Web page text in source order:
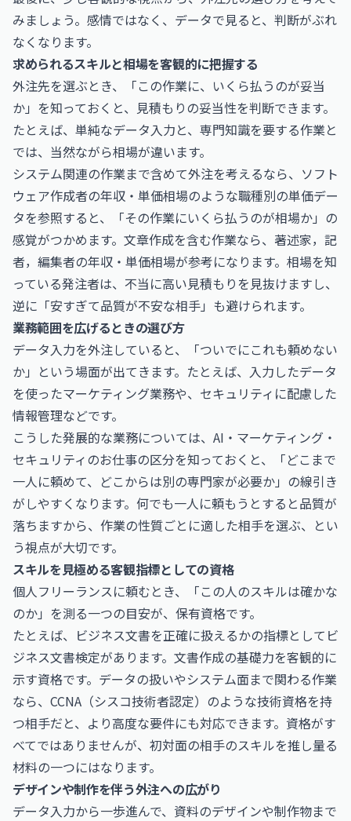
みましょう。感情ではなく、データで見ると、判断がぶれ
なくなります。
求められるスキルと相場を客観的に把握する
外注先を選ぶとき、「この作業に、いくら払うのが妥当
か」を知っておくと、見積もりの妥当性を判断できます。
たとえば、単純なデータ入力と、専門知識を要する作業と
では、当然ながら相場が違います。
システム関連の作業まで含めて外注を考えるなら、 ソフト
ウェア作成者の年収・単価相場のような職種別の単価デー
タを参照すると、「その作業にいくら払うのが相場か」の
感覚がつかめます。文章作成を含む作業なら、 著述家，記
者，編集者の年収・単価相場が参考になります。相場を知
っている発注者は、不当に高い見積もりを見抜けますし、
逆に「安すぎて品質が不安な相手」も避けられます。
業務範囲を広げるときの選び方
データ入力を外注していると、「ついでにこれも頼めない
か」という場面が出てきます。たとえば、入力したデータ
を使ったマーケティング業務や、セキュリティに配慮した
情報管理などです。
こうした発展的な業務については、 AI・マーケティング・
セキュリティのお仕事の区分を知っておくと、「どこまで
一人に頼めて、どこからは別の専門家が必要か」の線引き
がしやすくなります。何でも一人に頼もうとすると品質が
落ちますから、作業の性質ごとに適した相手を選ぶ、とい
う視点が大切です。
スキルを見極める客観指標としての資格
個人フリーランスに頼むとき、「この人のスキルは確かな
のか」を測る一つの目安が、保有資格です。
たとえば、ビジネス文書を正確に扱えるかの指標として ビ
ジネス文書検定があります。文書作成の基礎力を客観的に
示す資格です。データの扱いやシステム面まで関わる作業
なら、 CCNA（シスコ技術者認定） のような技術資格を持
つ相手だと、より高度な要件にも対応できます。資格がす
べてではありませんが、初対面の相手のスキルを推し量る
材料の一つにはなります。
デザインや制作を伴う外注への広がり
データ入力から一歩進んで、資料のデザインや制作物まで